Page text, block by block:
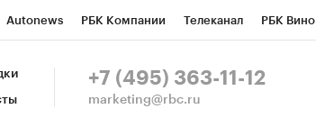
Autonews РБК Компании Телеканал РБК Вино
Конференции СПб Спецпроекты
+7 (495) 363-11-12
marketing@rbc.ru